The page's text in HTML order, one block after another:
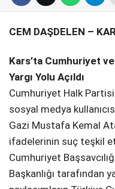
CEM DAŞDELEN –
Kars’ta Cumhuriyet
Yargı Yolu Açıldı
Cumhuriyet Halk Partisi
sosyal medya
Gazi Mustafa Kemal
ifadelerinin suç teşkil
Cumhuriyet
Başkanlığı tarafından